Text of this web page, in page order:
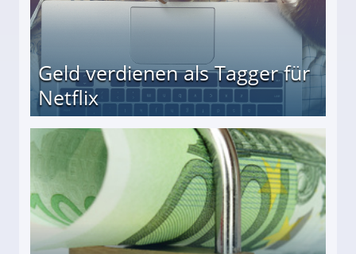
Geld verdienen als Tagger für
Netflix